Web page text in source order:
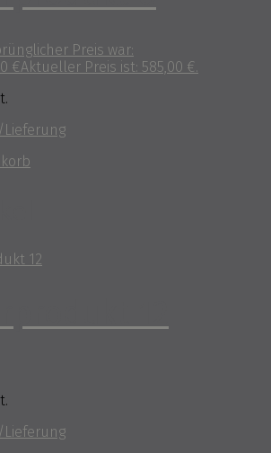
Preis war:
€Aktueller Preis ist: 585,00 €.